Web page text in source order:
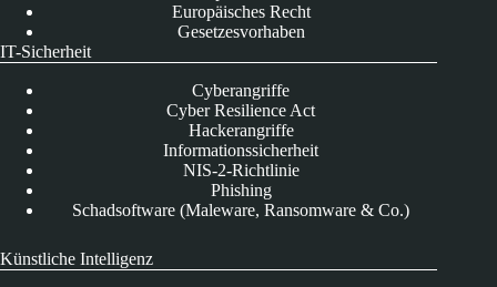
Europäisches Recht
Gesetzesvorhaben
IT-Sicherheit
Cyberangriffe
Cyber Resilience Act
Hackerangriffe
Informationssicherheit
NIS-2-Richtlinie
Phishing
Schadsoftware (Maleware, Ransomware & Co.)
Künstliche Intelligenz